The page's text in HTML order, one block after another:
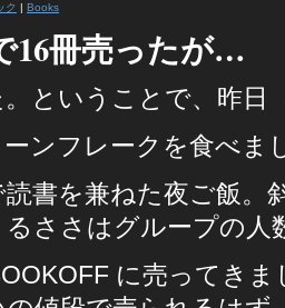
ク | Books
16冊売ったが…
ということで、昨日
ンフレークを食べま
書を兼ねた夜ご飯。
ささはグループの人
に売ってき